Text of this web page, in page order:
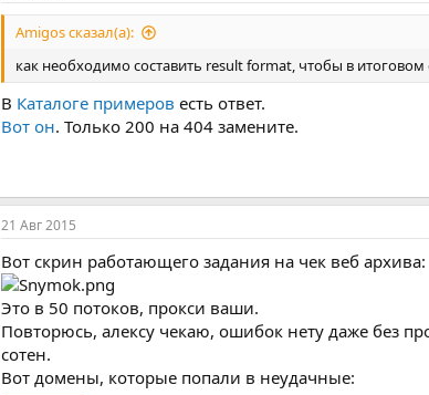
Amigos сказал(а):
как необходимо составить result format, чтобы в
В Каталоге примеров есть ответ.
Вот он. Только 200 на 404 замените.
21 Авг 2015
Вот скрин работающего задания на чек веб архива:
Это в 50 потоков, прокси ваши.
Повторюсь, алексу чекаю, ошибок нету даже без
сотен.
Вот домены, которые попали в неудачные: